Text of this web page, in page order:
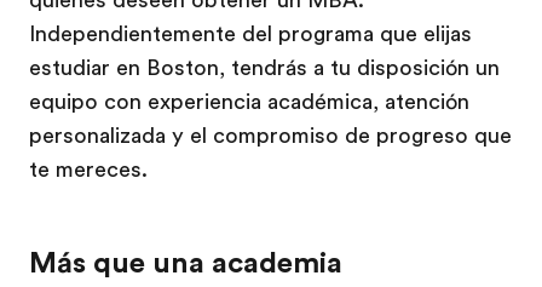
Independientemente del programa que elijas
estudiar en Boston, tendrás a tu disposición un
equipo con experiencia académica, atención
personalizada y el compromiso de progreso que
te mereces.
Más que una academia